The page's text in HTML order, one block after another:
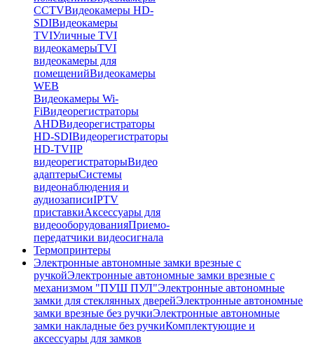
CCTVВидеокамеры HD-
SDIВидеокамеры
TVIУличные TVI
видеокамерыTVI
видеокамеры для
помещенийВидеокамеры
WEB
Видеокамеры Wi-
FiВидеорегистраторы
AHDВидеорегистраторы
HD-SDIВидеорегистраторы
HD-TVIIP
видеорегистраторыВидео
адаптерыСистемы
видеонаблюдения и
аудиозаписиIPTV
приставкиАксессуары для
видеооборудованияПриемо-
передатчики видеосигнала
Термопринтеры
Электронные автономные замки врезные с
ручкойЭлектронные автономные замки врезные с
механизмом "ПУШ ПУЛ"Электронные автономные
замки для стеклянных дверейЭлектронные автономные
замки врезные без ручкиЭлектронные автономные
замки накладные без ручкиКомплектующие и
аксессуары для замков